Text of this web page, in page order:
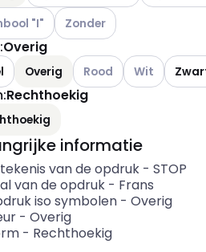
varianten (Huidige combinatie niet
"I" Andere varianten (Huidige
Zonder
:Overig
Overig Andere varianten
Rood Andere
Wit
:Rechthoekig
informatie
van de opdruk- STOP
van de opdruk- Frans
iso symbolen- Overig
- Overig
- Rechthoekig